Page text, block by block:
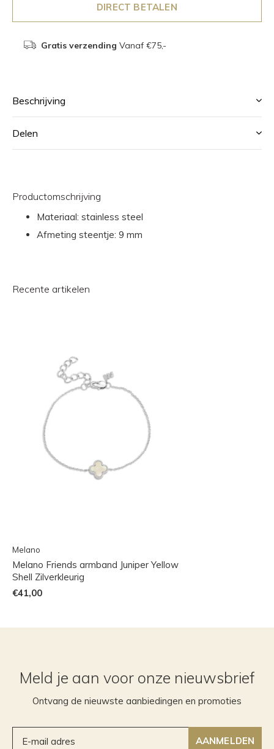
DIRECT BETALEN
Gratis verzending Vanaf €75,-
Beschrijving
Delen
Productomschrijving
Materiaal: stainless steel
Afmeting steentje: 9 mm
Recente artikelen
Melano
Melano Friends armband Juniper Yellow
Shell Zilverkleurig
€41,00
Meld je aan voor onze nieuwsbrief
Ontvang de nieuwste aanbiedingen en promoties
AANMELDEN